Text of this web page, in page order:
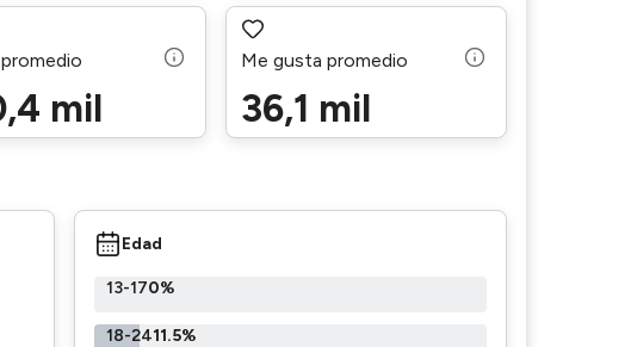
mil
Me gusta promedio
36,1 mil
Edad
13-170%
18-2411.5%